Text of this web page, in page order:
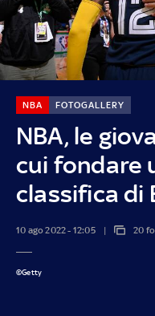
NBA, le
cui fondare
classifica di
NBA FOTOGALLERY
10 ago 2022 - 12:05 20
©Getty